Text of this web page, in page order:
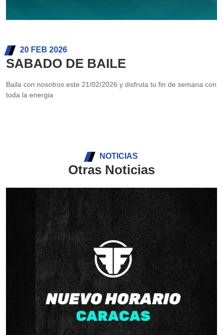
20 FEB 2026
SABADO DE BAILE
Baila con nosotros este 21/02/2026 y disfruta tu fin de semana con
toda la energia
NOTICIAS
Otras Noticias